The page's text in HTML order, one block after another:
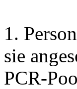
1.
sie
PCR-